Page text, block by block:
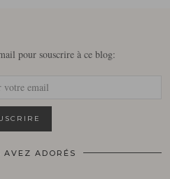
pour souscrire à ce blog:
AVEZ ADORÉS